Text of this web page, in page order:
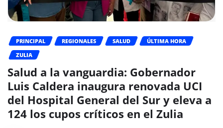
PRINCIPAL REGIONALES SALUD
ÚLTIMA HORA
ZULIA
Salud a la vanguardia: Gobernador
Luis Caldera inaugura renovada UCI
del Hospital General del Sur y eleva a
124 los cupos críticos en el Zulia